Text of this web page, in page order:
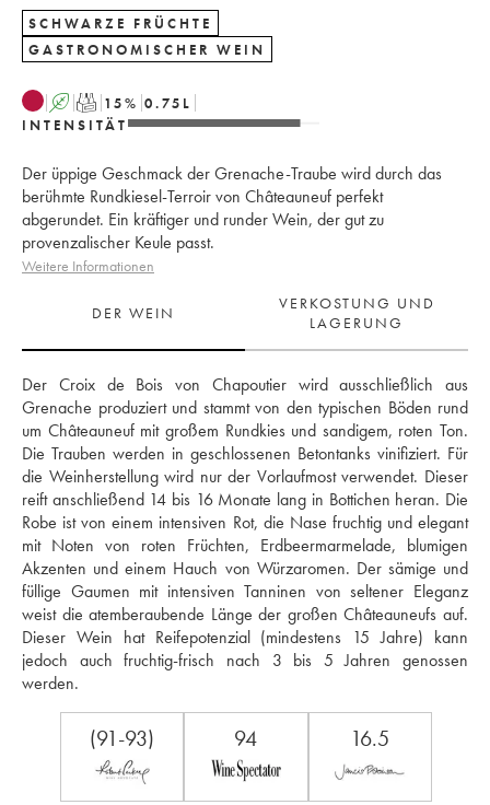
SCHWARZE FRÜCHTE
GASTRONOMISCHER WEIN
A T 15% 0.75 L
INTENSITÄT
Der üppige Geschmack der Grenache-Traube wird durch das
berühmte Rundkiesel-Terroir von Châteauneuf perfekt
abgerundet. Ein kräftiger und runder Wein, der gut zu
provenzalischer Keule passt.
Weitere Informationen
DER WEIN
VERKOSTUNG UND
LAGERUNG
Der Croix de Bois von Chapoutier wird ausschließlich aus
Grenache produziert und stammt von den typischen Böden rund
um Châteauneuf mit großem Rundkies und sandigem, roten Ton.
Die Trauben werden in geschlossenen Betontanks vinifiziert. Für
die Weinherstellung wird nur der Vorlaufmost verwendet. Dieser
reift anschließend 14 bis 16 Monate lang in Bottichen heran. Die
Robe ist von einem intensiven Rot, die Nase fruchtig und elegant
mit Noten von roten Früchten, Erdbeermarmelade, blumigen
Akzenten und einem Hauch von Würzaromen. Der sämige und
füllige Gaumen mit intensiven Tanninen von seltener Eleganz
weist die atemberaubende Länge der großen Châteauneufs auf.
Dieser Wein hat Reifepotenzial (mindestens 15 Jahre) kann
jedoch auch fruchtig-frisch nach 3 bis 5 Jahren genossen
werden.
(91-93) 94 16.5